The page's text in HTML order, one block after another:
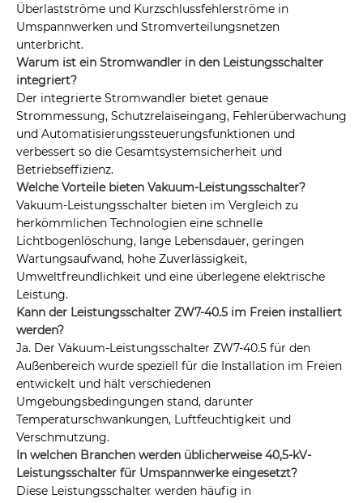
Überlastströme und Kurzschlussfehlerströme in
Umspannwerken und Stromverteilungsnetzen
unterbricht.
Warum ist ein Stromwandler in den Leistungsschalter
integriert?
Der integrierte Stromwandler bietet genaue
Strommessung, Schutzrelaiseingang, Fehlerüberwachung
und Automatisierungssteuerungsfunktionen und
verbessert so die Gesamtsystemsicherheit und
Betriebseffizienz.
Welche Vorteile bieten Vakuum-Leistungsschalter?
Vakuum-Leistungsschalter bieten im Vergleich zu
herkömmlichen Technologien eine schnelle
Lichtbogenlöschung, lange Lebensdauer, geringen
Wartungsaufwand, hohe Zuverlässigkeit,
Umweltfreundlichkeit und eine überlegene elektrische
Leistung.
Kann der Leistungsschalter ZW7-40.5 im Freien installiert
werden?
Ja. Der Vakuum-Leistungsschalter ZW7-40.5 für den
Außenbereich wurde speziell für die Installation im Freien
entwickelt und hält verschiedenen
Umgebungsbedingungen stand, darunter
Temperaturschwankungen, Luftfeuchtigkeit und
Verschmutzung.
In welchen Branchen werden üblicherweise 40,5-kV-
Leistungsschalter für Umspannwerke eingesetzt?
Diese Leistungsschalter werden häufig in